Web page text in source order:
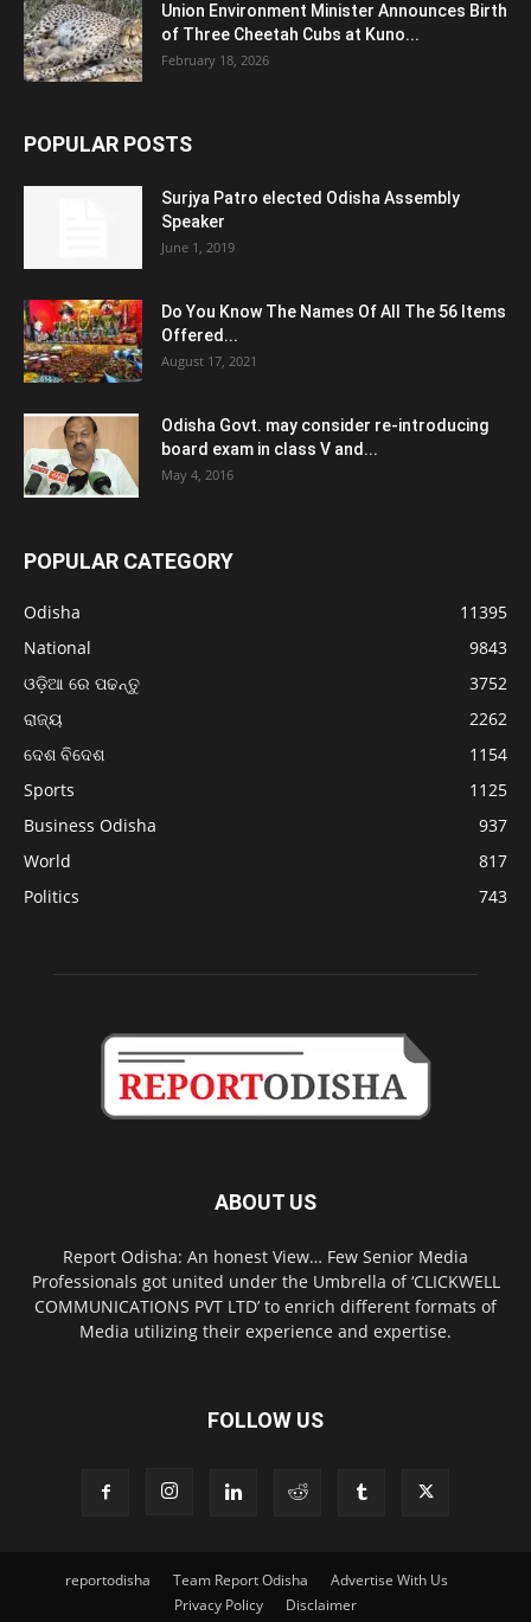
Union Environment Minister Announces Birth
of Three Cheetah Cubs at Kuno...
February 18, 2026
POPULAR POSTS
Surjya Patro elected Odisha Assembly
Speaker
June 1, 2019
Do You Know The Names Of All The 56 Items
Offered...
August 17, 2021
Odisha Govt. may consider re-introducing
board exam in class V and...
May 4, 2016
POPULAR CATEGORY
Odisha
11395
National
9843
ଓଡ଼ିଆ ରେ ପଢନ୍ତୁ
3752
ରାଜ୍ୟ
2262
ଦେଶ ବିଦେଶ
1154
Sports
1125
Business Odisha
937
World
817
Politics
743
ABOUT US
Report Odisha: An honest View… Few Senior Media
Professionals got united under the Umbrella of ‘CLICKWELL
COMMUNICATIONS PVT LTD’ to enrich different formats of
Media utilizing their experience and expertise.
FOLLOW US
reportodisha Team Report Odisha
Advertise With Us
Privacy Policy
Disclaimer